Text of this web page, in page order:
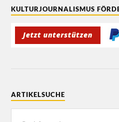
KULTURJOURNALISMUS
ARTIKELSUCHE